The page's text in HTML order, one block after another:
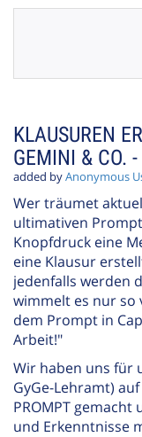
KLAUSUREN
GEMINI & CO.
added byAnonymous
Wer träumet
ultimativen
Knopfdruck eine
eine Klausur
jedenfalls werden
wimmelt es nur so
dem Prompt in
Arbeit!"
Wir haben uns für
GyGe-Lehramt)
PROMPT
und Erkenntnisse